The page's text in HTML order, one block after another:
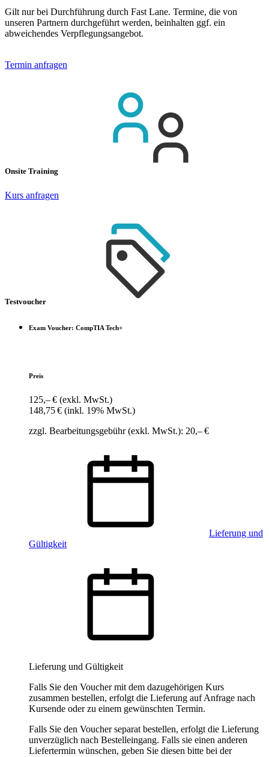
Gilt nur bei Durchführung durch Fast Lane. Termine, die von
unseren Partnern durchgeführt werden, beinhalten ggf. ein
abweichendes Verpflegungsangebot.
Termin anfragen
Onsite Training
Kurs anfragen
Testvoucher
Exam Voucher: CompTIA Tech+
Preis
125,– € (exkl. MwSt.)
148,75 € (inkl. 19% MwSt.)
zzgl. Bearbeitungsgebühr (exkl. MwSt.): 20,– €
Lieferung und
Gültigkeit
Lieferung und Gültigkeit
Falls Sie den Voucher mit dem dazugehörigen Kurs
zusammen bestellen, erfolgt die Lieferung auf Anfrage nach
Kursende oder zu einem gewünschten Termin.
Falls Sie den Voucher separat bestellen, erfolgt die Lieferung
unverzüglich nach Bestelleingang. Falls sie einen anderen
Liefertermin wünschen, geben Sie diesen bitte bei der